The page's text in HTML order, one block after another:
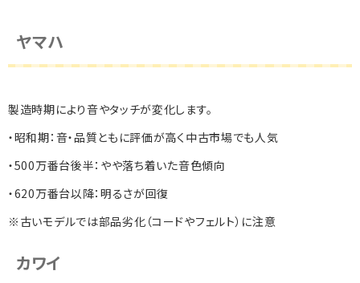
ヤマハ
製造時期により音やタッチが変化します。
・昭和期：音・品質ともに評価が高く中古市場でも人気
・500万番台後半：やや落ち着いた音色傾向
・620万番台以降：明るさが回復
※古いモデルでは部品劣化（コードやフェルト）に注意
カワイ